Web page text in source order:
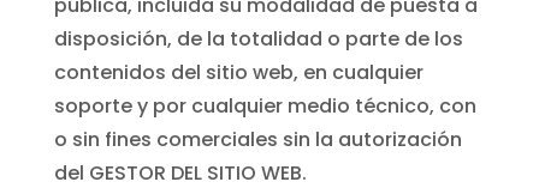
disposición, de la totalidad o parte de los
contenidos del sitio web, en cualquier
soporte y por cualquier medio técnico, con
o sin fines comerciales sin la autorización
del GESTOR DEL SITIO WEB.